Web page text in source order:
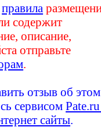
правила
содержит
описание,
отправьте
отзыв об этом
сервисом
сайты